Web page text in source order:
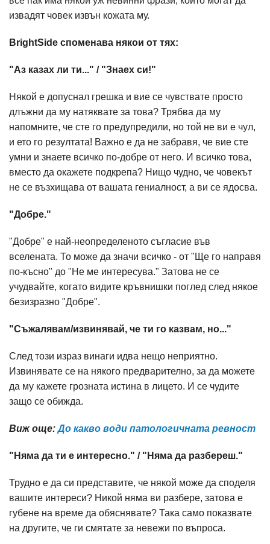
извадят човек извън кожата му.
BrightSide споменава някои от тях:
"Аз казах ли ти..." / "Знаех си!"
Някой е допуснал грешка и вие се чувствате просто
длъжни да му натяквате за това? Трябва да му
напомните, че сте го предупредили, но той не ви е чул,
и ето го резултата! Важно е да не забравя, че вие сте
умни и знаете всичко по-добре от него. И всичко това,
вместо да окажете подкрепа? Нищо чудно, че човекът
не се възхищава от вашата гениалност, а ви се ядосва.
"Добре."
"Добре" е най-неопределеното съгласие във
вселената. То може да значи всичко - от "Ще го направя
по-късно" до "Не ме интересува." Затова не се
учудвайте, когато видите кръвнишки поглед след някое
безизразно "Добре".
"Съжалявам/извинявай, че ти го казвам, но..."
След този израз винаги идва нещо неприятно.
Извинявате се на някого предварително, за да можете
да му кажете грозната истина в лицето. И се чудите
защо се обижда.
Виж още:До какво води патологичната ревност
"Няма да ти е интересно." / "Няма да разбереш."
Трудно е да си представите, че някой може да споделя
вашите интереси? Никой няма ви разбере, затова е
губене на време да обяснявате? Така само показвате
на другите, че ги смятате за невежи по въпроса.